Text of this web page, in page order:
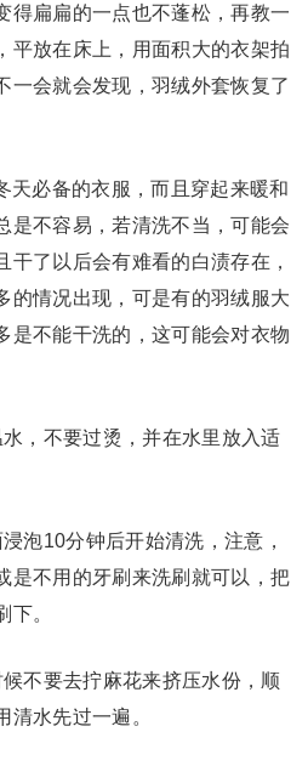
得扁扁的一点也不蓬松，再教一
平放在床上，用面积大的衣架拍
一会就会发现，羽绒外套恢复了
天必备的衣服，而且穿起来暖和
是不容易，若清洗不当，可能会
干了以后会有难看的白渍存在，
的情况出现，可是有的羽绒服大
是不能干洗的，这可能会对衣物
，不要过烫，并在水里放入适
泡10分钟后开始清洗，注意，
是不用的牙刷来洗刷就可以，把
下。
不要去拧麻花来挤压水份，顺
清水先过一遍。